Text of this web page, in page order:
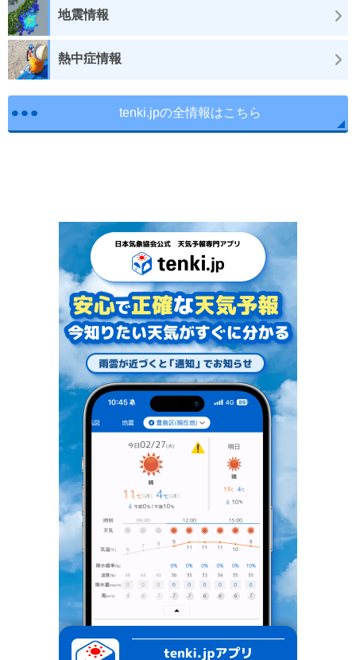
地震情報
熱中症情報
tenki.jpの全情報はこちら